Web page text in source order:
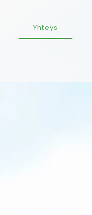
Yhteys